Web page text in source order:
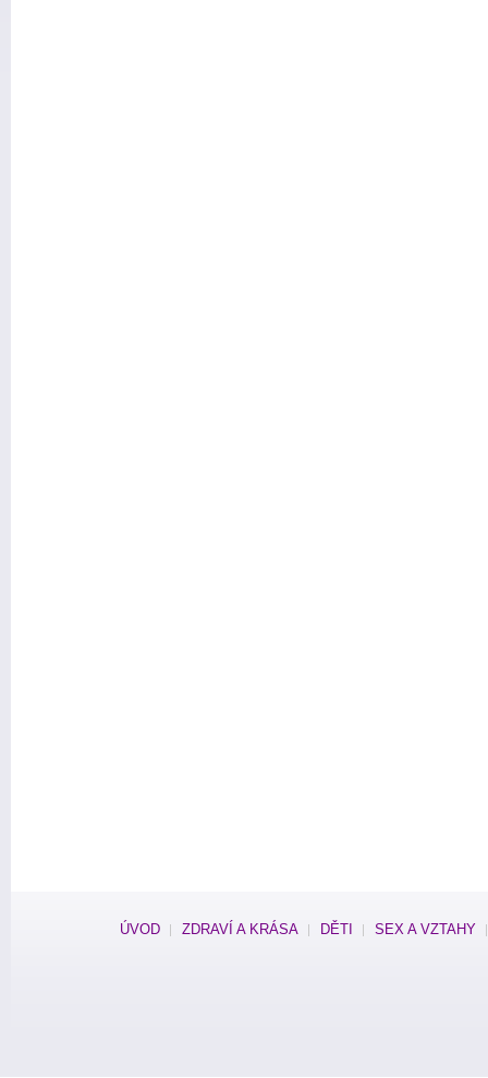
ÚVOD ZDRAVÍ A KRÁSA DĚTI SEX A VZTAHY